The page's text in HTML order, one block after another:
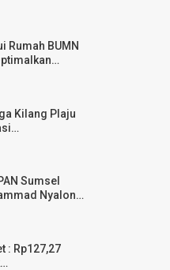
Rumah BUMN
Kilang Plaju
Sumsel
Nyalon…
: Rp127,27